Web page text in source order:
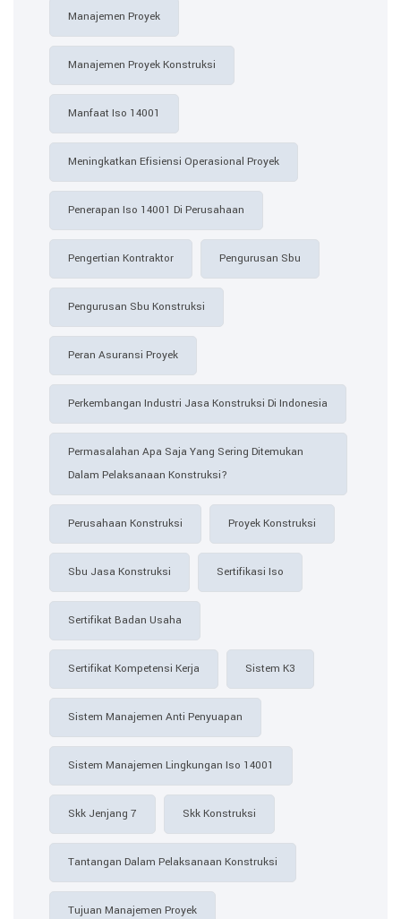
Manajemen Proyek
Manajemen Proyek Konstruksi
Manfaat Iso 14001
Meningkatkan Efisiensi Operasional Proyek
Penerapan Iso 14001 Di Perusahaan
Pengertian Kontraktor Pengurusan Sbu
Pengurusan Sbu Konstruksi
Peran Asuransi Proyek
Perkembangan Industri Jasa Konstruksi Di Indonesia
Permasalahan Apa Saja Yang Sering Ditemukan
Dalam Pelaksanaan Konstruksi?
Perusahaan Konstruksi Proyek Konstruksi
Sbu Jasa Konstruksi Sertifikasi Iso
Sertifikat Badan Usaha
Sertifikat Kompetensi Kerja Sistem K3
Sistem Manajemen Anti Penyuapan
Sistem Manajemen Lingkungan Iso 14001
Skk Jenjang 7 Skk Konstruksi
Tantangan Dalam Pelaksanaan Konstruksi
Tujuan Manajemen Proyek